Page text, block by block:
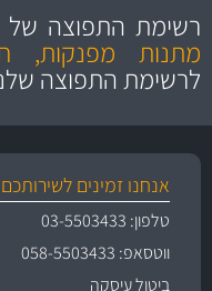
ושירות מצויין
רשימת התפוצה של
מתנות מפנקות,
לרשימת התפוצה
אנחנו זמינים לשירותכם
טלפון: 03-5503433
ווטסאפ: 058-5503433
ביטול עיסקה